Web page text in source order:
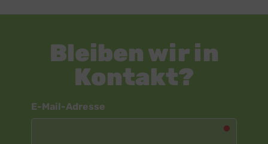
Bleiben wir in
Kontakt?
E-Mail-Adresse